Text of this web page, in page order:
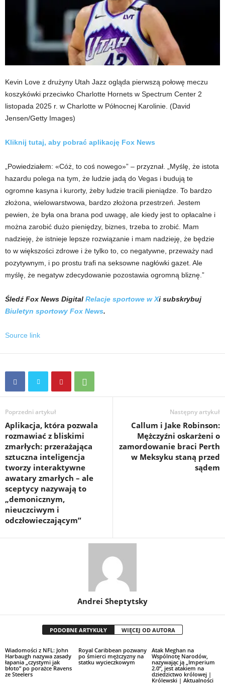
Kevin Love z drużyny Utah Jazz ogląda pierwszą połowę meczu
koszykówki przeciwko Charlotte Hornets w Spectrum Center 2
listopada 2025 r. w Charlotte w Północnej Karolinie. (David
Jensen/Getty Images)
Kliknij tutaj, aby pobrać aplikację Fox News
„Powiedziałem: «Cóż, to coś nowego»” – przyznał. „Myślę, że istota
hazardu polega na tym, że ludzie jadą do Vegas i budują te
ogromne kasyna i kurorty, żeby ludzie tracili pieniądze. To bardzo
złożona, wielowarstwowa, bardzo złożona przestrzeń. Jestem
pewien, że była ona brana pod uwagę, ale kiedy jest to opłacalne i
można zarobić dużo pieniędzy, biznes, trzeba to zrobić. Mam
nadzieję, że istnieje lepsze rozwiązanie i mam nadzieję, że będzie
to w większości zdrowe i że tylko to, co negatywne, przeważy nad
pozytywnym, i po prostu trafi na seksowne nagłówki gazet. Ale
myślę, że negatyw zdecydowanie pozostawia ogromną bliznę.”
Śledź Fox News Digital Relacje sportowe w Xi subskrybuj
Biuletyn sportowy Fox News.
Source link
Poprzedni artykuł
Aplikacja, która pozwala
rozmawiać z bliskimi
zmarłych: przerażająca
sztuczna inteligencja
tworzy interaktywne
awatary zmarłych – ale
sceptycy nazywają to
„demonicznym,
nieuczciwym i
odczłowieczającym”
Następny artykuł
Callum i Jake Robinson:
Mężczyźni oskarżeni o
zamordowanie braci Perth
w Meksyku staną przed
sądem
Andrei Sheptytsky
PODOBNE ARTYKUŁY WIĘCEJ OD AUTORA
Wiadomości z NFL: John
Harbaugh nazywa zasady
łapania „czystymi jak
błoto” po porażce Ravens
ze Steelers
Royal Caribbean pozwany
po śmierci mężczyzny na
statku wycieczkowym
Atak Meghan na
Wspólnotę Narodów,
nazywając ją „Imperium
2.0”, jest atakiem na
dziedzictwo królowej |
Królewski | Aktualności